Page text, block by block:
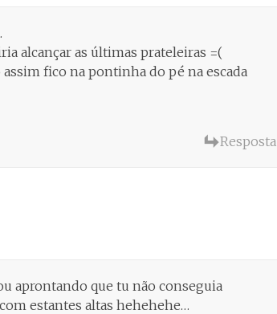
alcançar as últimas prateleiras =(
fico na pontinha do pé na escada
Resposta
aprontando que tu não conseguia
estantes altas hehehehe…